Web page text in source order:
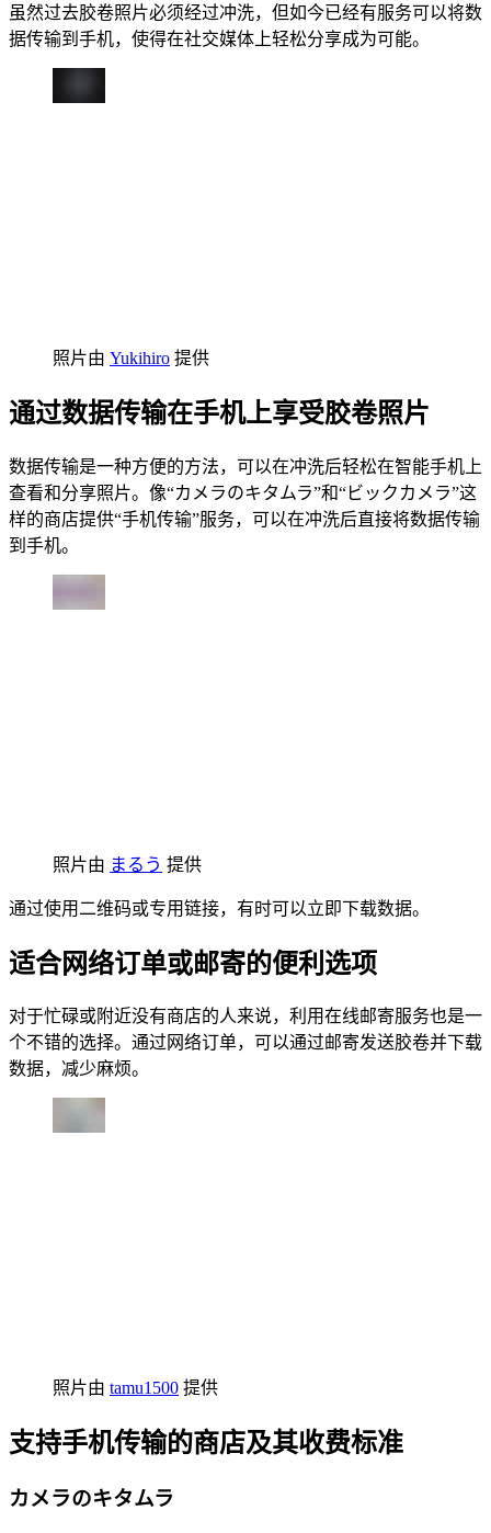
虽然过去胶卷照片必须经过冲洗，但如今已经有服务可以将数
据传输到手机，使得在社交媒体上轻松分享成为可能。
照片由 Yukihiro 提供
通过数据传输在手机上享受胶卷照片
数据传输是一种方便的方法，可以在冲洗后轻松在智能手机上
查看和分享照片。像“カメラのキタムラ”和“ビックカメラ”这
样的商店提供“手机传输”服务，可以在冲洗后直接将数据传输
到手机。
照片由 まるう 提供
通过使用二维码或专用链接，有时可以立即下载数据。
适合网络订单或邮寄的便利选项
对于忙碌或附近没有商店的人来说，利用在线邮寄服务也是一
个不错的选择。通过网络订单，可以通过邮寄发送胶卷并下载
数据，减少麻烦。
照片由 tamu1500 提供
支持手机传输的商店及其收费标准
カメラのキタムラ